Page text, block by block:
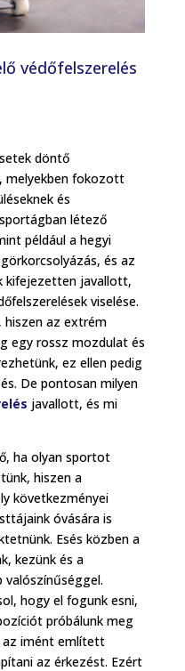
védőfelszerelés
döntő
melyekben fokozott
és
létező
például a hegyi
és az
kifejezetten javallott,
viselése.
hiszen az extrém
egy rossz mozdulat és
ez ellen pedig
De pontosan milyen
javallott, és mi
ha olyan sportot
hiszen a
következményei
óvására is
Esés közben a
kezünk és a
valószínűséggel.
hogy el fogunk esni,
próbálunk meg
az imént említett
az érkezést. Ezért